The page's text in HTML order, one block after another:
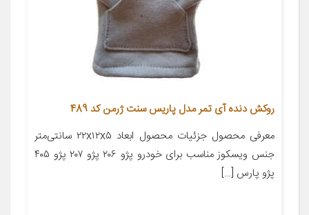
روکش دنده آی تمر مدل پاریس سنت ژرمن کد 489
معرفی محصول جزئیات محصول ابعاد ۲۲x۱۲x۵ سانتی‌متر
جنس ویسکوز مناسب برای خودرو پژو ۲۰۶ پژو ۲۰۷ پژو ۴۰۵
پژو پارس […]